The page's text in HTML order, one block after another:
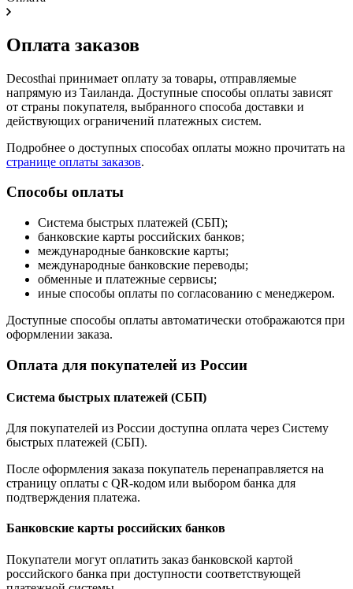
Оплата заказов
Decosthai принимает оплату за товары, отправляемые
напрямую из Таиланда. Доступные способы оплаты зависят
от страны покупателя, выбранного способа доставки и
действующих ограничений платежных систем.
Подробнее о доступных способах оплаты можно прочитать на
странице оплаты заказов.
Способы оплаты
Система быстрых платежей (СБП);
банковские карты российских банков;
международные банковские карты;
международные банковские переводы;
обменные и платежные сервисы;
иные способы оплаты по согласованию с менеджером.
Доступные способы оплаты автоматически отображаются при
оформлении заказа.
Оплата для покупателей из России
Система быстрых платежей (СБП)
Для покупателей из России доступна оплата через Систему
быстрых платежей (СБП).
После оформления заказа покупатель перенаправляется на
страницу оплаты с QR-кодом или выбором банка для
подтверждения платежа.
Банковские карты российских банков
Покупатели могут оплатить заказ банковской картой
российского банка при доступности соответствующей